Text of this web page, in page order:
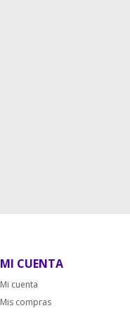
MI CUENTA
Mi cuenta
Mis compras